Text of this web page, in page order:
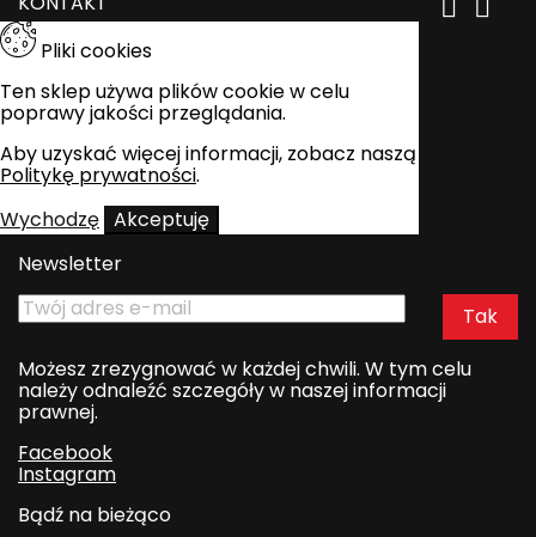
 
Pliki cookies
Ten sklep używa plików cookie w celu
poprawy jakości przeglądania.
Aby uzyskać więcej informacji, zobacz naszą
Politykę prywatności.
Wychodzę Akceptuję
Newsletter
Możesz zrezygnować w każdej chwili. W tym celu
należy odnaleźć szczegóły w naszej informacji
prawnej.
Facebook
Instagram
Bądź na bieżąco